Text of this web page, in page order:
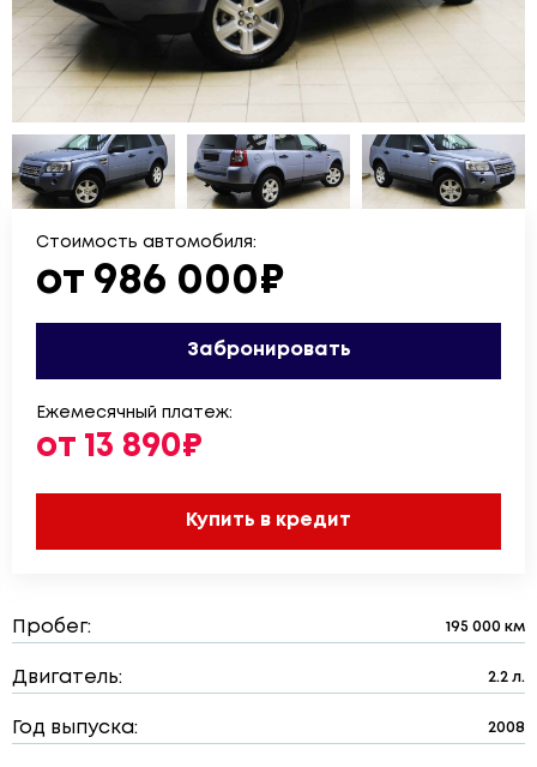
Стоимость автомобиля:
от 986 000₽
Забронировать
Ежемесячный платеж:
от 13 890₽
Купить в кредит
Пробег: 195 000 км
Двигатель: 2.2 л.
Год выпуска: 2008